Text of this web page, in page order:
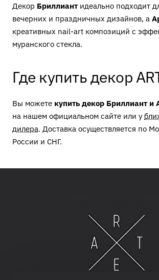
Декор Бриллиант идеально подходит
вечерних и праздничных дизайнов, а
креативных nail-art композиций с
муранского стекла.
Где купить декор
Вы можете купить декор Бриллиант и
на нашем официальном сайте или у
дилера. Доставка осуществляется по
России и СНГ.